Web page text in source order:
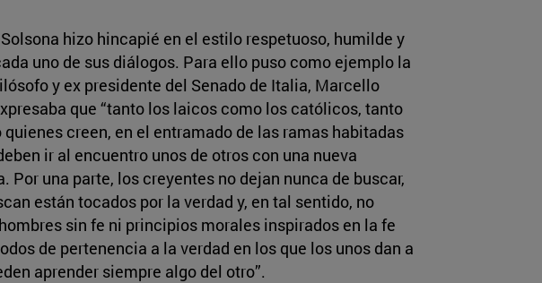
hizo hincapié en el estilo respetuoso, humilde y
uno de sus diálogos. Para ello puso como ejemplo la
y ex presidente del Senado de Italia, Marcello
que “tanto los laicos como los católicos, tanto
creen, en el entramado de las ramas habitadas
ir al encuentro unos de otros con una nueva
Por una parte, los creyentes no dejan nunca de buscar,
están tocados por la verdad y, en tal sentido, no
sin fe ni principios morales inspirados en la fe
de pertenencia a la verdad en los que los unos dan a
aprender siempre algo del otro”.